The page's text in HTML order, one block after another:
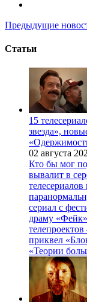
Предыдущие
Статьи
15
звезда»,
02 августа
Кто бы мог
вывалит в
сериал с
драму
приквел
«Теории